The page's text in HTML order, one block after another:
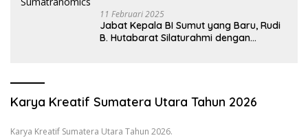
11 Februari 2025
Jabat Kepala BI Sumut yang Baru, Rudi
B. Hutabarat Silaturahmi dengan
Karya Kreatif Sumatera Utara Tahun 2026
Karya Kreatif Sumatera Utara Tahun 2026.